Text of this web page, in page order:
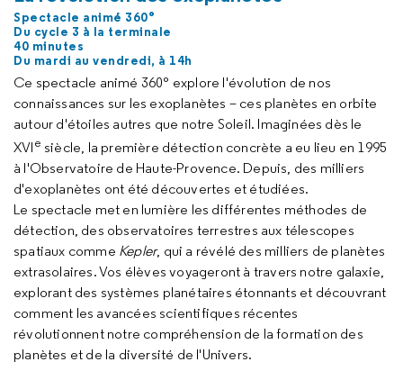
Spectacle animé 360°
Du cycle 3 à la terminale
40 minutes
Du mardi au vendredi, à 14h
Ce spectacle animé 360° explore l'évolution de nos
connaissances sur les exoplanètes – ces planètes en orbite
autour d'étoiles autres que notre Soleil. Imaginées dès le
XVIe siècle, la première détection concrète a eu lieu en 1995
à l'Observatoire de Haute-Provence. Depuis, des milliers
d'exoplanètes ont été découvertes et étudiées.
Le spectacle met en lumière les différentes méthodes de
détection, des observatoires terrestres aux télescopes
spatiaux comme Kepler, qui a révélé des milliers de planètes
extrasolaires. Vos élèves voyageront à travers notre galaxie,
explorant des systèmes planétaires étonnants et découvrant
comment les avancées scientifiques récentes
révolutionnent notre compréhension de la formation des
planètes et de la diversité de l'Univers.